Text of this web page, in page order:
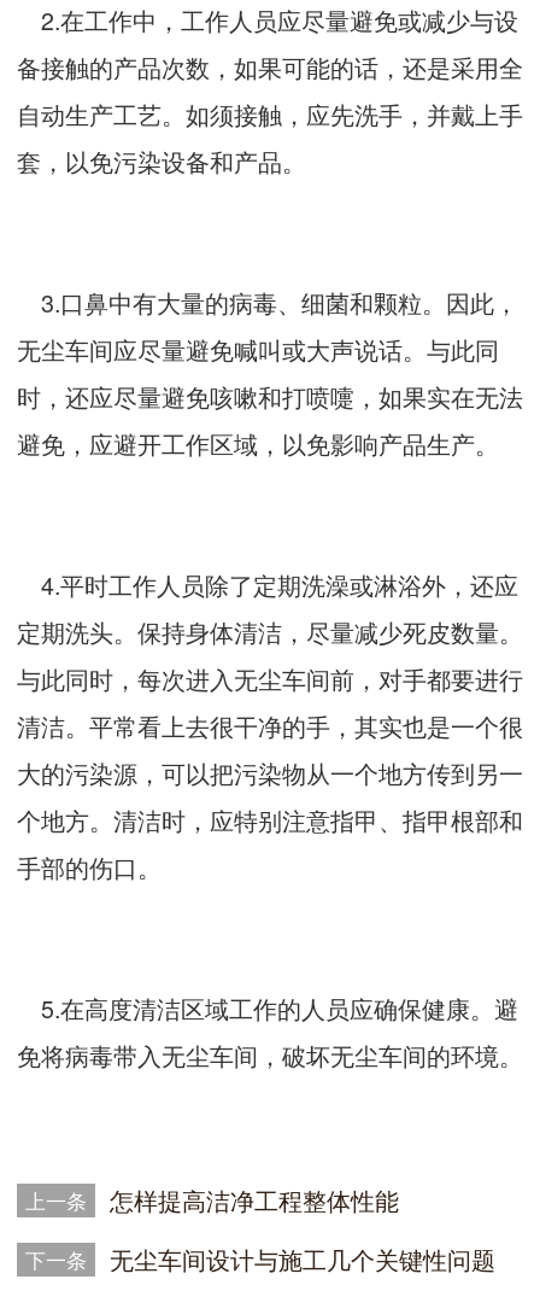
2.在工作中，工作人员应尽量避免或减少与设
备接触的产品次数，如果可能的话，还是采用全
自动生产工艺。如须接触，应先洗手，并戴上手
套，以免污染设备和产品。
3.口鼻中有大量的病毒、细菌和颗粒。因此，
无尘车间应尽量避免喊叫或大声说话。与此同
时，还应尽量避免咳嗽和打喷嚏，如果实在无法
避免，应避开工作区域，以免影响产品生产。
4.平时工作人员除了定期洗澡或淋浴外，还应
定期洗头。保持身体清洁，尽量减少死皮数量。
与此同时，每次进入无尘车间前，对手都要进行
清洁。平常看上去很干净的手，其实也是一个很
大的污染源，可以把污染物从一个地方传到另一
个地方。清洁时，应特别注意指甲、指甲根部和
手部的伤口。
5.在高度清洁区域工作的人员应确保健康。避
免将病毒带入无尘车间，破坏无尘车间的环境。
上一条 怎样提高洁净工程整体性能
下一条 无尘车间设计与施工几个关键性问题